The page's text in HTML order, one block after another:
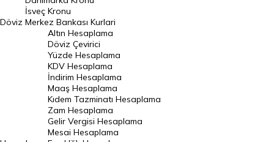
Kanada Doları Kuru
Norveç Kronu Kuru
İsveç Kronu Kuru
Japon Yeni Kuru
Serbest Piyasa Döviz Kurları
Merkez Bankası Döviz Kurları
Döviz
İsveç Kronu
Merkez Bankası Kurlari
Altın Hesaplama
Döviz Çevirici
Yüzde Hesaplama
KDV Hesaplama
İndirim Hesaplama
Maaş Hesaplama
Kıdem Tazminatı Hesaplama
Zam Hesaplama
Gelir Vergisi Hesaplama
Mesai Hesaplama